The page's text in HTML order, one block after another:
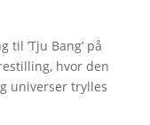
’Tju Bang’ på
hvor den
universer trylles